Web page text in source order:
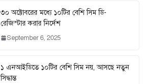
৩০ অক্টোবরের মধ্যে ১০টির বেশি সিম ডি-
রেজিস্টার করার নির্দেশ
September 6, 2025
১ এনআইডিতে ১০টির বেশি সিম নয়, আসছে নতুন
সিদ্ধান্ত